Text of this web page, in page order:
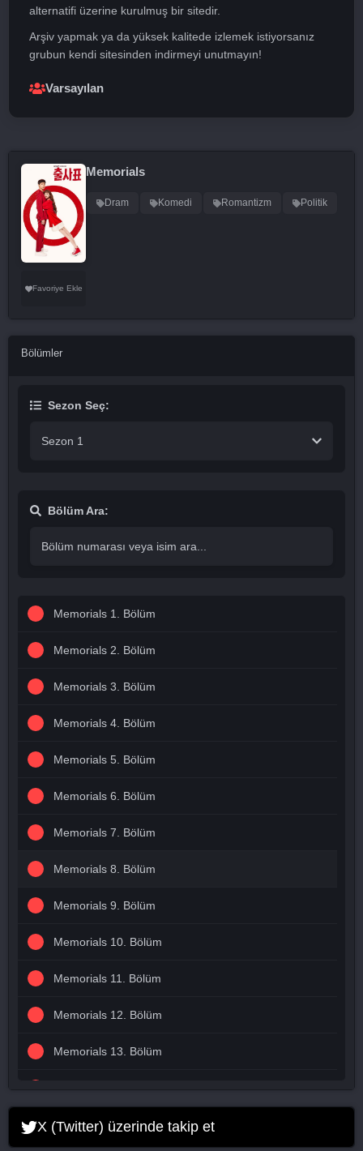
alternatifi üzerine kurulmuş bir sitedir.
Arşiv yapmak ya da yüksek kalitede izlemek istiyorsanız
grubun kendi sitesinden indirmeyi unutmayın!
Varsayılan
Favoriye Ekle
Memorials
Dram Komedi Romantizm Politik
Bölümler
Sezon Seç:
Sezon 1
Bölüm Ara:
Memorials 1. Bölüm
Memorials 2. Bölüm
Memorials 3. Bölüm
Memorials 4. Bölüm
Memorials 5. Bölüm
Memorials 6. Bölüm
Memorials 7. Bölüm
Memorials 8. Bölüm
Memorials 9. Bölüm
Memorials 10. Bölüm
Memorials 11. Bölüm
Memorials 12. Bölüm
Memorials 13. Bölüm
Memorials 15. Bölüm
X (Twitter) üzerinde takip et